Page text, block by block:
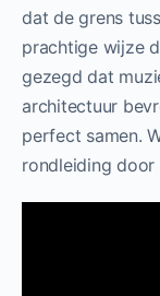
dat de grens
prachtige wijze
gezegd dat
architectuur
perfect samen.
rondleiding